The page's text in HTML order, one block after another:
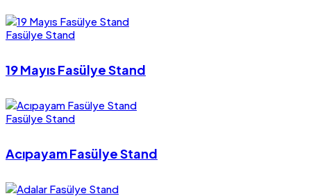
Fasülye Stand
19 Mayıs Fasülye Stand
Fasülye Stand
Acıpayam Fasülye Stand